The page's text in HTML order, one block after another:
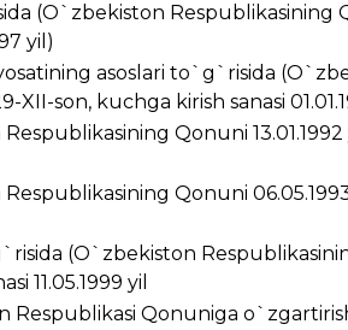
(O`zbekiston Respublikasining
yil)
asoslari to`g`risida
son, kuchga kirish sanasi
Qonuni
Qonuni
(O`zbekiston
11.05.1999 yil
Respublikasi Qonuniga